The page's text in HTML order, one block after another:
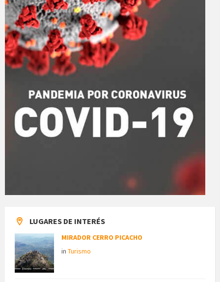
LUGARES DE INTERÉS
MIRADOR CERRO PICACHO
in Turismo